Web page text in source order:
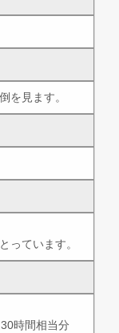
を見ます。
っています。
時間相当分